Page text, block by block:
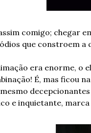
comigo; chegar
que constroem
era enorme, o
É, mas ficou
e inquietante,